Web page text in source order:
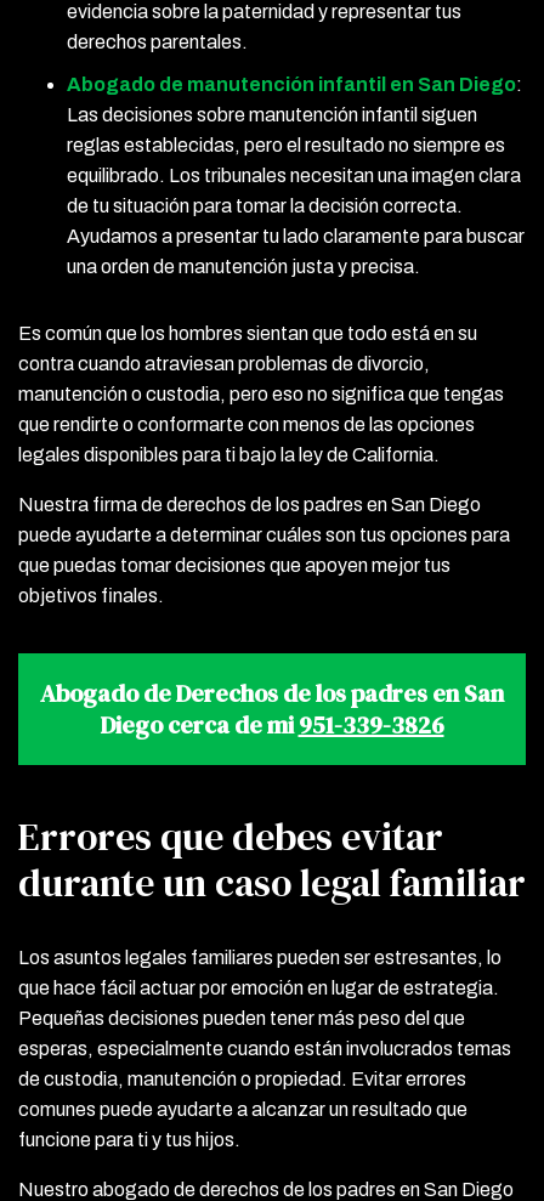
evidencia sobre la paternidad y representar tus
derechos parentales.
Abogado de manutención infantil en San Diego:
Las decisiones sobre manutención infantil siguen
reglas establecidas, pero el resultado no siempre es
equilibrado. Los tribunales necesitan una imagen clara
de tu situación para tomar la decisión correcta.
Ayudamos a presentar tu lado claramente para buscar
una orden de manutención justa y precisa.
Es común que los hombres sientan que todo está en su
contra cuando atraviesan problemas de divorcio,
manutención o custodia, pero eso no significa que tengas
que rendirte o conformarte con menos de las opciones
legales disponibles para ti bajo la ley de California.
Nuestra firma de derechos de los padres en San Diego
puede ayudarte a determinar cuáles son tus opciones para
que puedas tomar decisiones que apoyen mejor tus
objetivos finales.
Abogado de Derechos de los padres en San
Diego cerca de mi951-339-3826
Errores que debes evitar
durante un caso legal familiar
Los asuntos legales familiares pueden ser estresantes, lo
que hace fácil actuar por emoción en lugar de estrategia.
Pequeñas decisiones pueden tener más peso del que
esperas, especialmente cuando están involucrados temas
de custodia, manutención o propiedad. Evitar errores
comunes puede ayudarte a alcanzar un resultado que
funcione para ti y tus hijos.
Nuestro abogado de derechos de los padres en San Diego